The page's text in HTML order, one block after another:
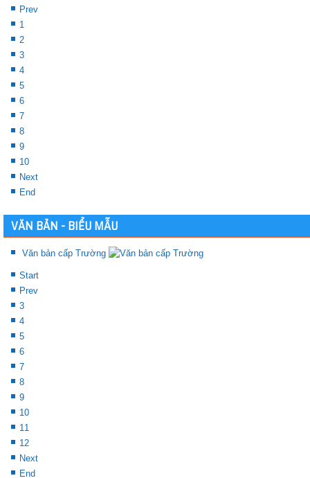
Prev
1
2
3
4
5
6
7
8
9
10
Next
End
VĂN BẢN - BIỂU MẪU
Văn bản cấp Trường
Start
Prev
3
4
5
6
7
8
9
10
11
12
Next
End